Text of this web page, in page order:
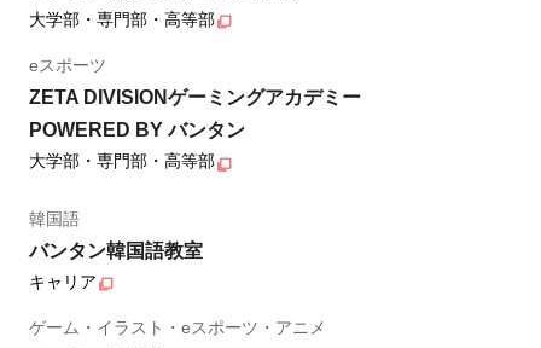
大学部・専門部・高等部
eスポーツ
ZETA DIVISIONゲーミングアカデミー
POWERED BY バンタン
大学部・専門部・高等部
韓国語
バンタン韓国語教室
キャリア
ゲーム・イラスト・eスポーツ・アニメ